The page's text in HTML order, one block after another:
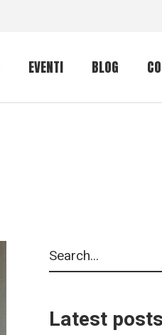
EVENTI BLOG
Latest posts